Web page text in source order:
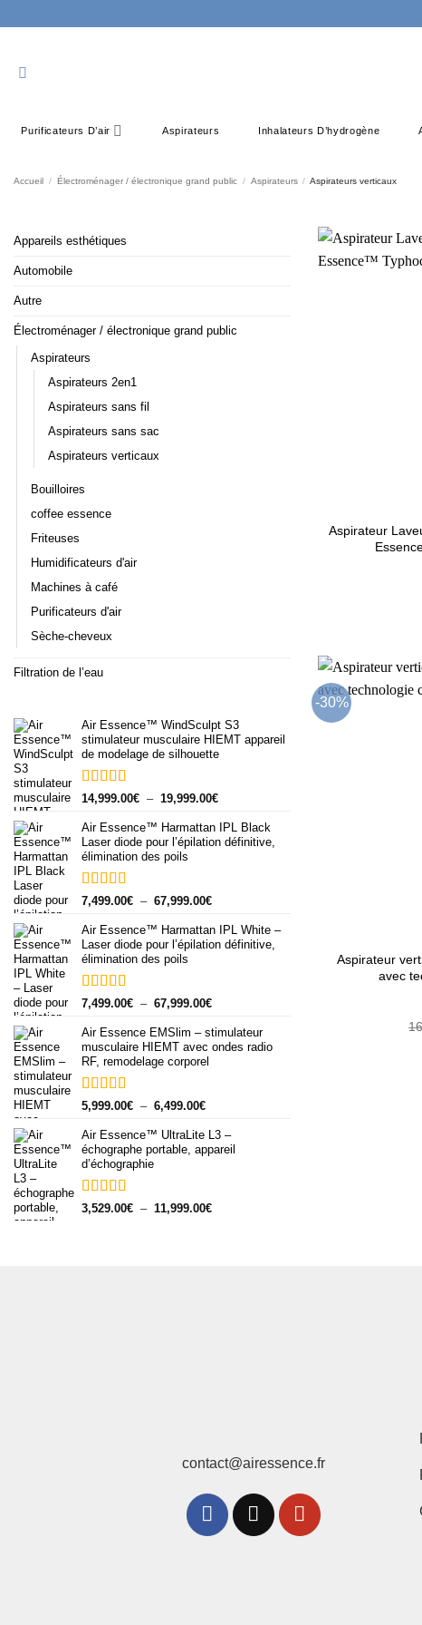
Purificateurs D’air Aspirateurs Inhalateurs D’hydrogène
Accueil / Électroménager / électronique grand public / Aspirateurs / Aspirateurs verticaux
Appareils esthétiques
Automobile
Autre
Électroménager / électronique grand public
Aspirateurs
Aspirateurs 2en1
Aspirateurs sans fil
Aspirateurs sans sac
Aspirateurs verticaux
Bouilloires
coffee essence
Friteuses
Humidificateurs d'air
Machines à café
Purificateurs d'air
Sèche-cheveux
Filtration de l’eau
Air Essence™ WindSculpt S3
stimulateur musculaire HIEMT appareil
de modelage de silhouette
Note5.00
14,999.00€ – 19,999.00€Plage
prix :
14,999.00€
Air Essence™ Harmattan IPL Black
Laser diode pour l’épilation définitive,
élimination des poils
Note5.00
7,499.00€ – 67,999.00€Plage
prix :
7,499.00€
Air Essence™ Harmattan IPL White –
Laser diode pour l’épilation définitive,
élimination des poils
Note5.00
7,499.00€ – 67,999.00€Plage
prix :
7,499.00€
Air Essence EMSlim – stimulateur
musculaire HIEMT avec ondes radio
RF, remodelage corporel
Note5.00
5,999.00€ – 6,499.00€Plage
prix :
5,999.00€
Air Essence™ UltraLite L3 –
échographe portable, appareil
d’échographie
Note5.00
3,529.00€ – 11,999.00€Plage
Aspirateur
-30%
Aspirateur
avec
contact@airessence.fr